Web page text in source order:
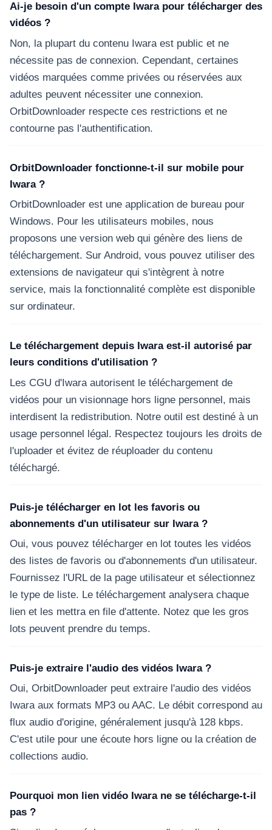
Ai-je besoin d'un compte Iwara pour télécharger des
vidéos ?
Non, la plupart du contenu Iwara est public et ne
nécessite pas de connexion. Cependant, certaines
vidéos marquées comme privées ou réservées aux
adultes peuvent nécessiter une connexion.
OrbitDownloader respecte ces restrictions et ne
contourne pas l'authentification.
OrbitDownloader fonctionne-t-il sur mobile pour
Iwara ?
OrbitDownloader est une application de bureau pour
Windows. Pour les utilisateurs mobiles, nous
proposons une version web qui génère des liens de
téléchargement. Sur Android, vous pouvez utiliser des
extensions de navigateur qui s'intègrent à notre
service, mais la fonctionnalité complète est disponible
sur ordinateur.
Le téléchargement depuis Iwara est-il autorisé par
leurs conditions d'utilisation ?
Les CGU d'Iwara autorisent le téléchargement de
vidéos pour un visionnage hors ligne personnel, mais
interdisent la redistribution. Notre outil est destiné à un
usage personnel légal. Respectez toujours les droits de
l'uploader et évitez de réuploader du contenu
téléchargé.
Puis-je télécharger en lot les favoris ou
abonnements d'un utilisateur sur Iwara ?
Oui, vous pouvez télécharger en lot toutes les vidéos
des listes de favoris ou d'abonnements d'un utilisateur.
Fournissez l'URL de la page utilisateur et sélectionnez
le type de liste. Le téléchargement analysera chaque
lien et les mettra en file d'attente. Notez que les gros
lots peuvent prendre du temps.
Puis-je extraire l'audio des vidéos Iwara ?
Oui, OrbitDownloader peut extraire l'audio des vidéos
Iwara aux formats MP3 ou AAC. Le débit correspond au
flux audio d'origine, généralement jusqu'à 128 kbps.
C'est utile pour une écoute hors ligne ou la création de
collections audio.
Pourquoi mon lien vidéo Iwara ne se télécharge-t-il
pas ?